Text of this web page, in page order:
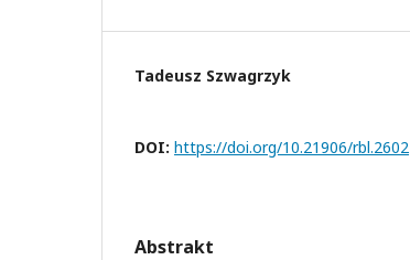
Tadeusz Szwagrzyk
DOI: https://doi.org/10.21906/rbl.2602
Abstrakt